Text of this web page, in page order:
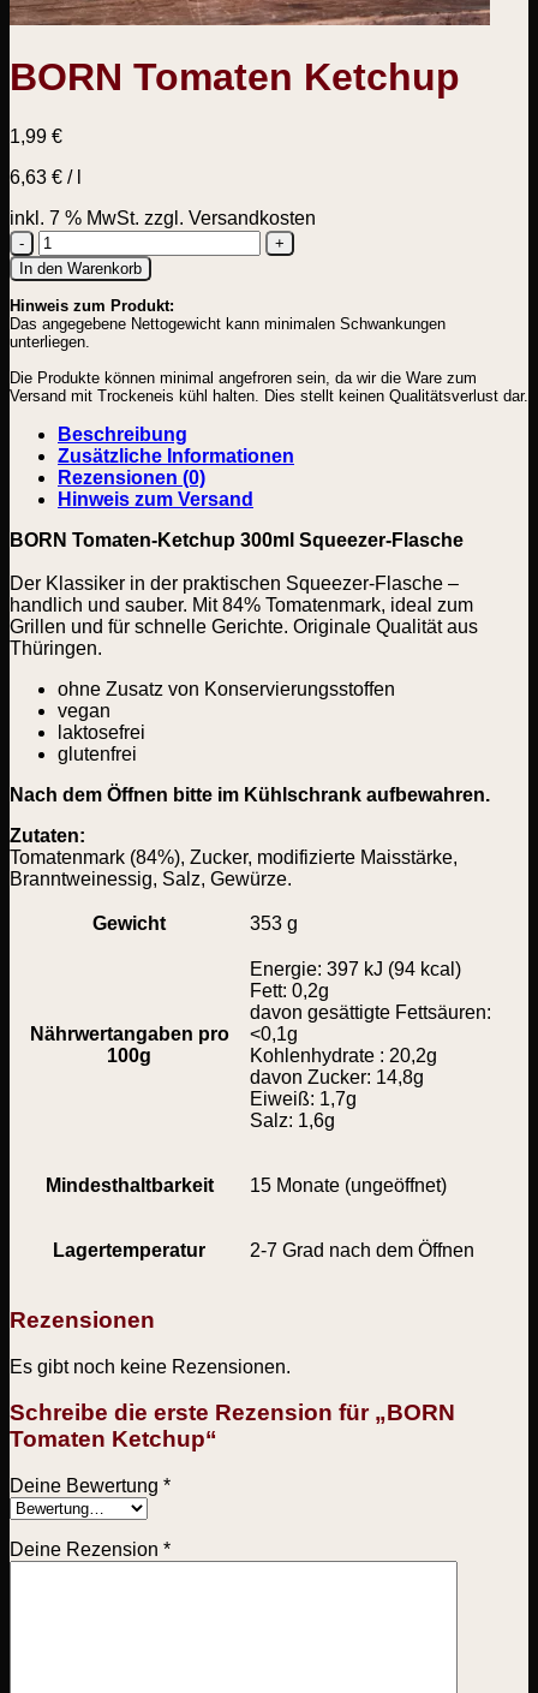
BORN Tomaten Ketchup
1,99 €
6,63 € /
inkl. 7 % MwSt. zzgl. Versandkosten
BORN
Tomaten
Ketchup
Menge
In den Warenkorb
Hinweis zum Produkt:
Das angegebene Nettogewicht kann minimalen Schwankungen
unterliegen.
Die Produkte können minimal angefroren sein, da wir die Ware zum
Versand mit Trockeneis kühl halten. Dies stellt keinen Qualitätsverlust dar.
Beschreibung
Zusätzliche Informationen
Rezensionen (0)
Hinweis zum Versand
BORN Tomaten-Ketchup 300ml Squeezer-Flasche
Der Klassiker in der praktischen Squeezer-Flasche –
handlich und sauber. Mit 84% Tomatenmark, ideal zum
Grillen und für schnelle Gerichte. Originale Qualität aus
Thüringen.
ohne Zusatz von Konservierungsstoffen
vegan
laktosefrei
glutenfrei
Nach dem Öffnen bitte im Kühlschrank aufbewahren.
Zutaten:
Tomatenmark (84%), Zucker, modifizierte Maisstärke,
Branntweinessig, Salz, Gewürze.
Gewicht 353 g
Nährwertangaben pro
100g
Energie: 397 kJ (94 kcal)
Fett: 0,2g
davon gesättigte Fettsäuren:
<0,1g
Kohlenhydrate : 20,2g
davon Zucker: 14,8g
Eiweiß: 1,7g
Salz: 1,6g
Mindesthaltbarkeit 15 Monate (ungeöffnet)
Lagertemperatur 2-7 Grad nach dem Öffnen
Rezensionen
Es gibt noch keine Rezensionen.
Schreibe die erste Rezension für „BORN
Tomaten Ketchup“
Deine Bewertung *
Deine Rezension *